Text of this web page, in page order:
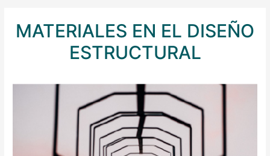
MATERIALES EN EL DISEÑO
ESTRUCTURAL